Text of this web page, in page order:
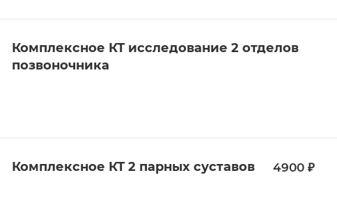
Комплексное КТ исследование 2 отделов
позвоночника
Комплексное КТ 2 парных суставов 4900 ₽